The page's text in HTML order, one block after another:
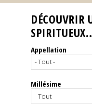
Reportages
Nos
Spiritueux
Notes
Appellation
Millésime